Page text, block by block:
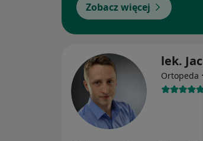
Zobacz więcej
lek.
Ortopeda ·